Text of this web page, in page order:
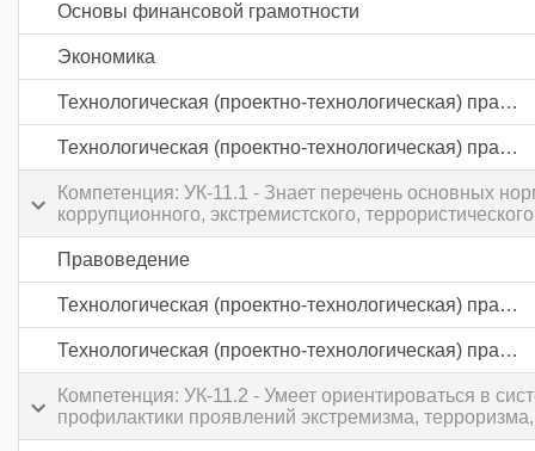
Основы финансовой грамотности
Экономика
Технологическая (проектно-технологическая) практика
Технологическая (проектно-технологическая) практика
Компетенция: УК-11.1 - Знает перечень основных
коррупционного, экстремистского,
Правоведение
Технологическая (проектно-технологическая) практика
Технологическая (проектно-технологическая) практика
Компетенция: УК-11.2 - Умеет ориентироваться в
профилактики проявлений экстремизма,